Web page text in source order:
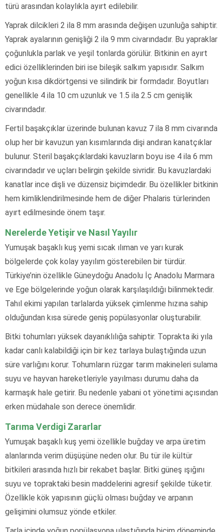
türü arasından kolaylıkla ayırt edilebilir.
Yaprak dilcikleri 2 ila 8 mm arasında değişen uzunluğa sahiptir.
Yaprak ayalarının genişliği 2 ila 9 mm civarındadır. Bu yapraklar
çoğunlukla parlak ve yeşil tonlarda görülür. Bitkinin en ayırt
edici özelliklerinden biri ise bileşik salkım yapısıdır. Salkım
yoğun kısa dikdörtgensi ve silindirik bir formdadır. Boyutları
genellikle 4 ila 10 cm uzunluk ve 1.5 ila 2.5 cm genişlik
civarındadır.
Fertil başakçıklar üzerinde bulunan kavuz 7 ila 8 mm civarında
olup her bir kavuzun yan kısımlarında dişi andıran kanatçıklar
bulunur. Steril başakçıklardaki kavuzların boyu ise 4 ila 6 mm
civarındadır ve uçları belirgin şekilde sivridir. Bu kavuzlardaki
kanatlar ince dişli ve düzensiz biçimdedir. Bu özellikler bitkinin
hem kimliklendirilmesinde hem de diğer Phalaris türlerinden
ayırt edilmesinde önem taşır.
Nerelerde Yetişir ve Nasıl Yayılır
Yumuşak başaklı kuş yemi sıcak ılıman ve yarı kurak
bölgelerde çok kolay yayılım gösterebilen bir türdür.
Türkiye’nin özellikle Güneydoğu Anadolu İç Anadolu Marmara
ve Ege bölgelerinde yoğun olarak karşılaşıldığı bilinmektedir.
Tahıl ekimi yapılan tarlalarda yüksek çimlenme hızına sahip
olduğundan kısa sürede geniş popülasyonlar oluşturabilir.
Bitki tohumları yüksek dayanıklılığa sahiptir. Toprakta iki yıla
kadar canlı kalabildiği için bir kez tarlaya bulaştığında uzun
süre varlığını korur. Tohumların rüzgar tarım makineleri sulama
suyu ve hayvan hareketleriyle yayılması durumu daha da
karmaşık hale getirir. Bu nedenle yabani ot yönetimi açısından
erken müdahale son derece önemlidir.
Tarıma Verdigi Zararlar
Yumuşak başaklı kuş yemi özellikle buğday ve arpa üretim
alanlarında verim düşüşüne neden olur. Bu tür ile kültür
bitkileri arasında hızlı bir rekabet başlar. Bitki güneş ışığını
suyu ve topraktaki besin maddelerini agresif şekilde tüketir.
Özellikle kök yapısının güçlü olması buğday ve arpanın
gelişimini olumsuz yönde etkiler.